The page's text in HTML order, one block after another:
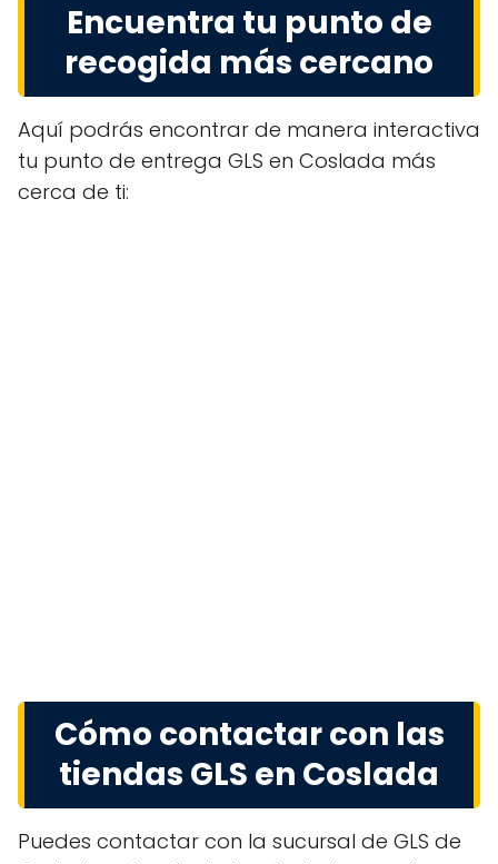
Encuentra tu punto de
recogida más cercano
Aquí podrás encontrar de manera interactiva
tu punto de entrega GLS en Coslada más
cerca de ti:
Cómo contactar con las
tiendas GLS en Coslada
Puedes contactar con la sucursal de GLS de